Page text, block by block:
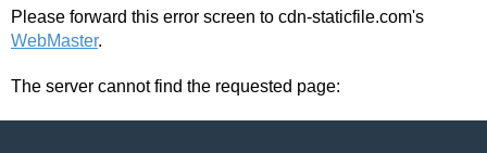
Please forward this error screen to cdn-staticfile.com's
WebMaster.
The server cannot find the requested page: